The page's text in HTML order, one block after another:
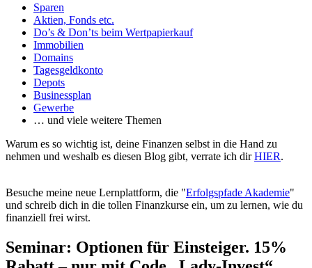
Sparen
Aktien, Fonds etc.
Do’s & Don’ts beim Wertpapierkauf
Immobilien
Domains
Tagesgeldkonto
Depots
Businessplan
Gewerbe
… und viele weitere Themen
Warum es so wichtig ist, deine Finanzen selbst in die Hand zu
nehmen und weshalb es diesen Blog gibt, verrate ich dirHIER.
Besuche meine neue Lernplattform, die "Erfolgspfade Akademie"
und schreib dich in die tollen Finanzkurse ein, um zu lernen, wie du
finanziell frei wirst.
Seminar: Optionen für Einsteiger. 15%